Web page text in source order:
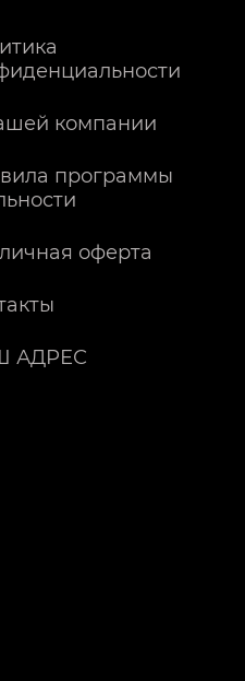
компании
программы
оферта
АДРЕС